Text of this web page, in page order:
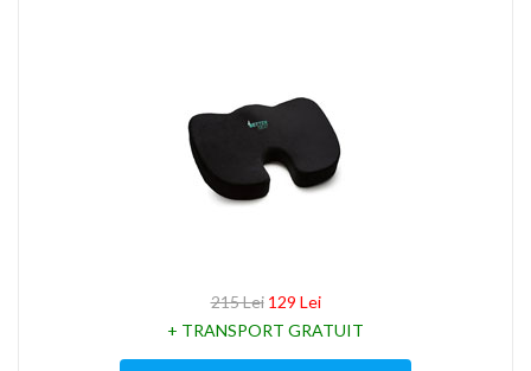
215 Lei 129 Lei
+ TRANSPORT GRATUIT